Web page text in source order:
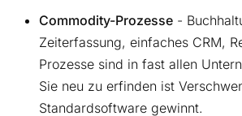
Commodity-Prozesse -
Zeiterfassung, einfaches CRM,
Prozesse sind in fast allen
Sie neu zu erfinden ist
Standardsoftware gewinnt.